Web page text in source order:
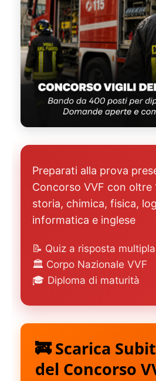
Preparati alla prova
Concorso VVF con oltre
storia, chimica, fisica,
informatica e inglese
📝 Quiz a risposta multipla
🏛️ Corpo Nazionale VVF
🎓 Diploma di maturità
🚒 Scarica
del Concorso